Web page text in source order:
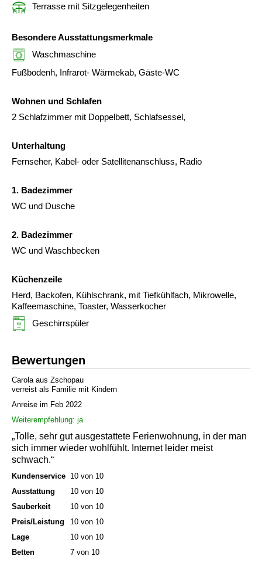
Terrasse mit Sitzgelegenheiten
Besondere Ausstattungsmerkmale
Waschmaschine
Fußbodenh, Infrarot- Wärmekab, Gäste-WC
Wohnen und Schlafen
2 Schlafzimmer mit Doppelbett, Schlafsessel,
Unterhaltung
Fernseher, Kabel- oder Satellitenanschluss, Radio
1. Badezimmer
WC und Dusche
2. Badezimmer
WC und Waschbecken
Küchenzeile
Herd, Backofen, Kühlschrank, mit Tiefkühlfach, Mikrowelle,
Kaffeemaschine, Toaster, Wasserkocher
Geschirrspüler
Bewertungen
Carola aus Zschopau
verreist als Familie mit Kindern
Anreise im Feb 2022
Weiterempfehlung: ja
„Tolle, sehr gut ausgestattete Ferienwohnung, in der man
sich immer wieder wohlfühlt. Internet leider meist
schwach.“
Kundenservice 10 von 10
Ausstattung
10 von 10
Sauberkeit
10 von 10
Preis/Leistung
10 von 10
Lage
10 von 10
Betten
7 von 10